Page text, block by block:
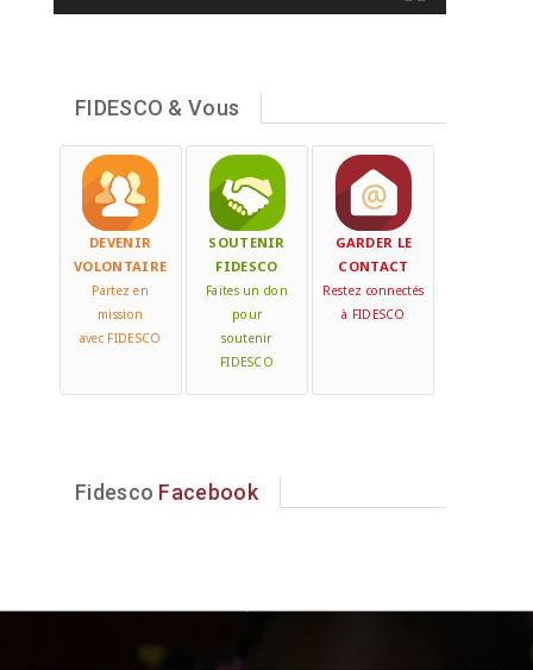
FIDESCO & Vous
DEVENIR
VOLONTAIRE
Partez en
mission
avec FIDESCO
SOUTENIR
FIDESCO
Faites un don
pour
soutenir
FIDESCO
GARDER LE
CONTACT
Restez connectés
à FIDESCO
Fidesco Facebook